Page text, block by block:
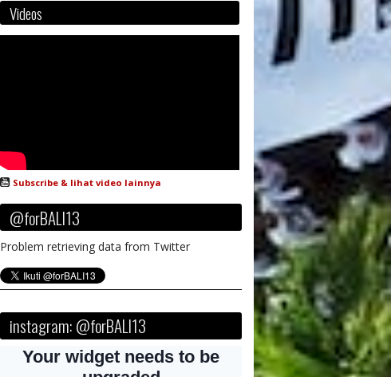
Videos
Subscribe & lihat video lainnya
@forBALI13
Problem retrieving data from Twitter
instagram: @forBALI13